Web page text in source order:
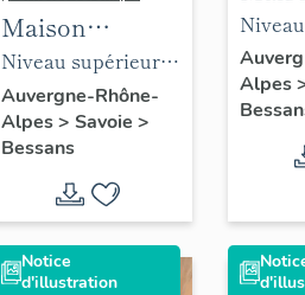
Maison
traditionnelle
dite maison
"des Finette" à
Bessans
Niveau supérieur,
grange, entrée de
chambre
Auvergne-Rhône-
Alpes> Savoie >
Bessans
dite
"des
et
Alpes
Notice
d'illustration